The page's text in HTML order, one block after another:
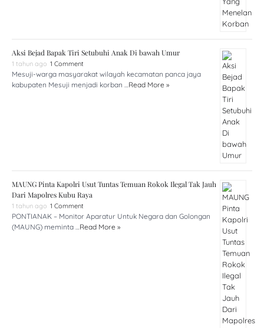
Aksi Bejad Bapak Tiri Setubuhi Anak Di bawah Umur
1 tahun ago 1 Comment
Mesuji-warga masyarakat wilayah kecamatan panca jaya
kabupaten Mesuji menjadi korban …Read More »
MAUNG Pinta Kapolri Usut Tuntas Temuan Rokok Ilegal Tak Jauh
Dari Mapolres Kubu Raya
1 tahun ago 1 Comment
PONTIANAK – Monitor Aparatur Untuk Negara dan Golongan
(MAUNG) meminta …Read More »